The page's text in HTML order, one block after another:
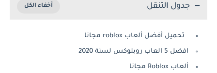
جدول التنقل
تحميل أفضل ألعاب roblox مجانا
افضل 5 العاب روبلوكس لسنة 2020
ألعاب Roblox مجانا